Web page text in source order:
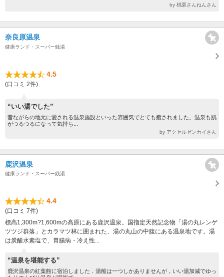
by 桃栗さんねんさん
奈良原温泉
健康ランド・スーパー銭湯
4.5
(口コミ 2件)
“いい湯でした”
昔ながらの地元に愛される温泉施設といった雰囲気でとても癒されました。温泉も肌
がつるつるになって気持ち...
by アクセルゼンカイさん
鹿沢温泉
健康ランド・スーパー銭湯
4.4
(口コミ 7件)
標高1,300m?1,600mの高原にある鹿沢温泉。国指定天然記念物「湯の丸レンゲ
ツツジ群落」とカラマツ林に囲まれた、湯の丸山の中腹にある温泉地です。湯
は炭酸水素塩で、胃腸病・冷え性...
“温泉を堪能する”
鹿沢温泉の紅葉館に宿泊しました．湯船は一つしかありませんが，いい湯加減でゆっ